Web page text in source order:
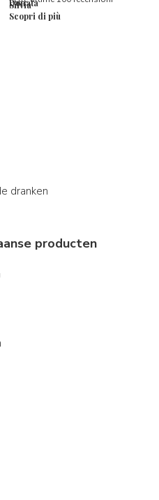
Donata
Silvia
Scopri di più
dranken
producten